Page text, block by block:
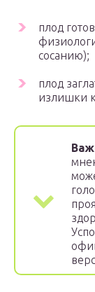
плод
сосанию);
плод
излишки